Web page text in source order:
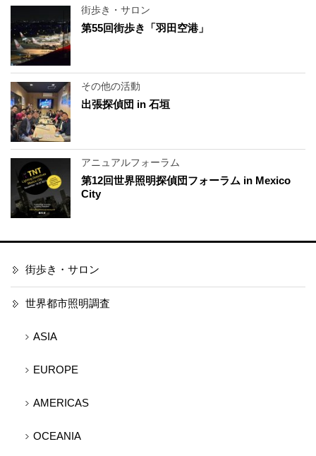
街歩き・サロン
第55回街歩き「羽田空港」
その他の活動
出張探偵団 in 石垣
アニュアルフォーラム
第12回世界照明探偵団フォーラム in Mexico
City
街歩き・サロン
世界都市照明調査
ASIA
EUROPE
AMERICAS
OCEANIA